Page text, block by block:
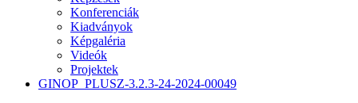
Konferenciák
Kiadványok
Képgaléria
Videók
Projektek
GINOP_PLUSZ-3.2.3-24-2024-00049